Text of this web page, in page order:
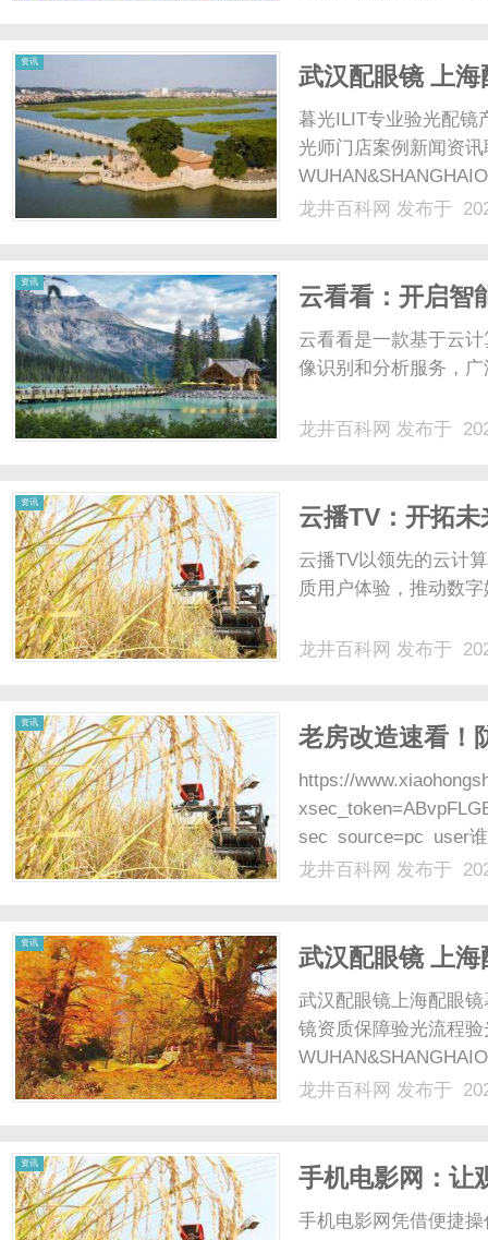
资讯
武汉配眼镜 上海
暮光ILIT专业验光配镜
光师门店案例新闻资
配镜的写字楼眼镜店
龙井百科网 发布于
资讯
云看看：开启智
云看看是一款基于云
像识别和分析服务，
龙井百科网 发布于
资讯
云播TV：开拓
云播TV以领先的云计
质用户体验，推动数
龙井百科网 发布于
资讯
老房改造速看！
https://
sec_source=pc_user
万”的新闻？！好好的
龙井百科网 发布于
资讯
武汉配眼镜 上海
武汉配眼镜上海配眼
镜资质保障验光流程
配镜的写字楼眼镜店
龙井百科网 发布于
资讯
手机电影网：让
手机电影网凭借便捷